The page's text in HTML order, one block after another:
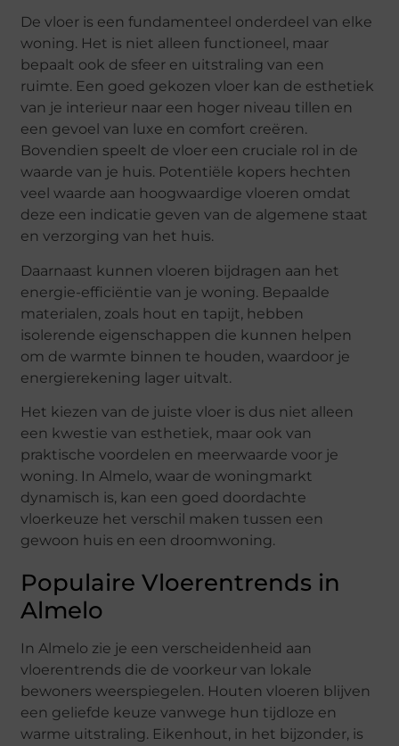
De vloer is een fundamenteel onderdeel van elke
woning. Het is niet alleen functioneel, maar
bepaalt ook de sfeer en uitstraling van een
ruimte. Een goed gekozen vloer kan de esthetiek
van je interieur naar een hoger niveau tillen en
een gevoel van luxe en comfort creëren.
Bovendien speelt de vloer een cruciale rol in de
waarde van je huis. Potentiële kopers hechten
veel waarde aan hoogwaardige vloeren omdat
deze een indicatie geven van de algemene staat
en verzorging van het huis.
Daarnaast kunnen vloeren bijdragen aan het
energie-efficiëntie van je woning. Bepaalde
materialen, zoals hout en tapijt, hebben
isolerende eigenschappen die kunnen helpen
om de warmte binnen te houden, waardoor je
energierekening lager uitvalt.
Het kiezen van de juiste vloer is dus niet alleen
een kwestie van esthetiek, maar ook van
praktische voordelen en meerwaarde voor je
woning. In Almelo, waar de woningmarkt
dynamisch is, kan een goed doordachte
vloerkeuze het verschil maken tussen een
gewoon huis en een droomwoning.
Populaire Vloerentrends in
Almelo
In Almelo zie je een verscheidenheid aan
vloerentrends die de voorkeur van lokale
bewoners weerspiegelen. Houten vloeren blijven
een geliefde keuze vanwege hun tijdloze en
warme uitstraling. Eikenhout, in het bijzonder, is